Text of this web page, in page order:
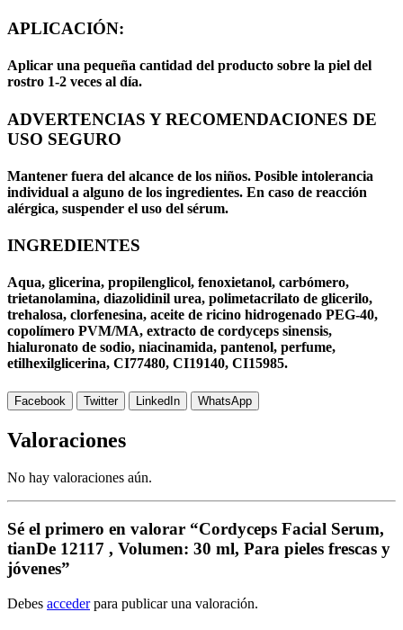
APLICACIÓN:
Aplicar una pequeña cantidad del producto sobre la piel del
rostro 1-2 veces al día.
ADVERTENCIAS Y RECOMENDACIONES DE
USO SEGURO
Mantener fuera del alcance de los niños. Posible intolerancia
individual a alguno de los ingredientes. En caso de reacción
alérgica, suspender el uso del sérum.
INGREDIENTES
Aqua, glicerina, propilenglicol, fenoxietanol, carbómero,
trietanolamina, diazolidinil urea, polimetacrilato de glicerilo,
trehalosa, clorfenesina, aceite de ricino hidrogenado PEG-40,
copolímero PVM/MA, extracto de cordyceps sinensis,
hialuronato de sodio, niacinamida, pantenol, perfume,
etilhexilglicerina, CI77480, CI19140, CI15985.
Facebook Twitter LinkedIn WhatsApp
Valoraciones
No hay valoraciones aún.
Sé el primero en valorar “Cordyceps Facial Serum,
tianDe 12117 , Volumen: 30 ml, Para pieles frescas y
jóvenes”
Debes accederpara publicar una valoración.